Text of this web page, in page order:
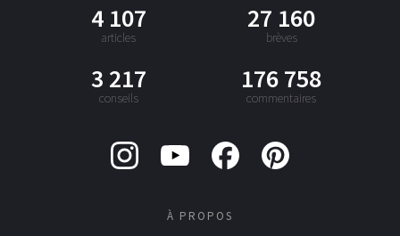
4 107
articles
27 160
brèves
3 217
conseils
176 758
commentaires
À PROPOS